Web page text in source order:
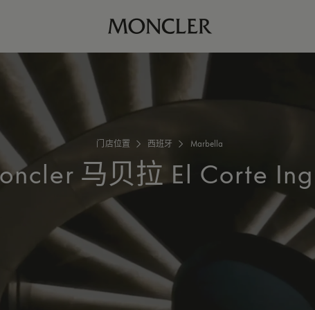
门店位置 西班牙 Marbella
马贝拉 El Corte